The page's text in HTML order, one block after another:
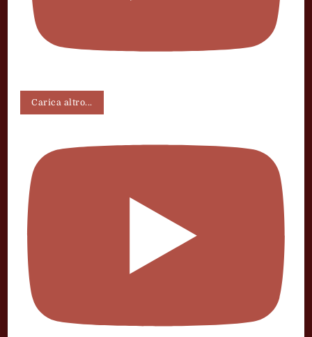
Carica altro...